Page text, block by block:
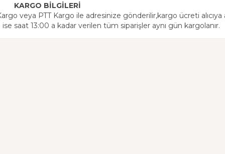
KARGO BİLGİLERİ
veya PTT Kargo ile adresinize gönderilir,kargo ücreti alıcıya
saat 13:00 a kadar verilen tüm siparişler aynı gün kargolanır.